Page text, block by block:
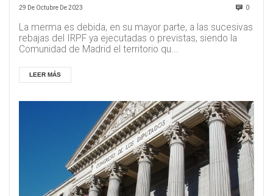
29 De Octubre De 2023 0
La merma es debida, en su mayor parte, a las sucesivas
rebajas del IRPF ya ejecutadas o previstas, siendo la
Comunidad de Madrid el territorio qu...
LEER MÁS